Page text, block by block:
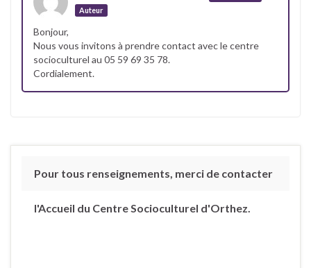
Auteur
Bonjour,
Nous vous invitons à prendre contact avec le centre
socioculturel au 05 59 69 35 78.
Cordialement.
Pour tous renseignements, merci de contacter
l'Accueil du Centre Socioculturel d'Orthez.